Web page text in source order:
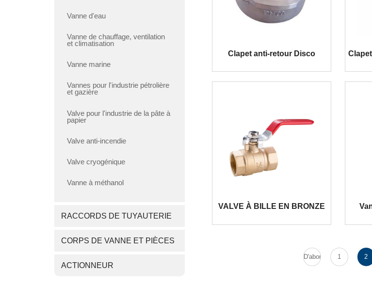
Vanne d'eau
Vanne de chauffage, ventilation
et climatisation
Vanne marine
Vannes pour l'industrie pétrolière
et gazière
Valve pour l'industrie de la pâte à
papier
Valve anti-incendie
Valve cryogénique
Vanne à méthanol
RACCORDS DE TUYAUTERIE
CORPS DE VANNE ET PIÈCES
ACTIONNEUR
Clapet anti-retour Disco
VALVE À BILLE EN BRONZE
D'abord 1 2